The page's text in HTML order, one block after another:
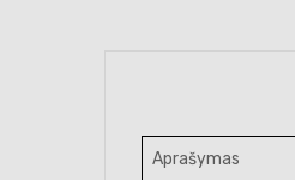
Aprašymas